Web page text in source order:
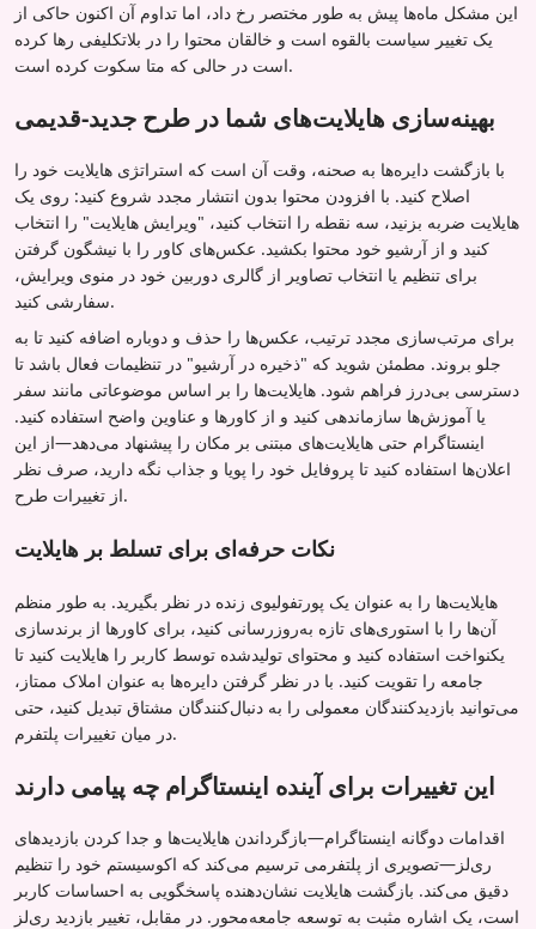
این مشکل ماه‌ها پیش به طور مختصر رخ داد، اما تداوم آن اکنون حاکی از
یک تغییر سیاست بالقوه است و خالقان محتوا را در بلاتکلیفی رها کرده
است در حالی که متا سکوت کرده است.
بهینه‌سازی هایلایت‌های شما در طرح جدید-قدیمی
با بازگشت دایره‌ها به صحنه، وقت آن است که استراتژی هایلایت خود را
اصلاح کنید. با افزودن محتوا بدون انتشار مجدد شروع کنید: روی یک
هایلایت ضربه بزنید، سه نقطه را انتخاب کنید، "ویرایش هایلایت" را انتخاب
کنید و از آرشیو خود محتوا بکشید. عکس‌های کاور را با نیشگون گرفتن
برای تنظیم یا انتخاب تصاویر از گالری دوربین خود در منوی ویرایش،
سفارشی کنید.
برای مرتب‌سازی مجدد ترتیب، عکس‌ها را حذف و دوباره اضافه کنید تا به
جلو بروند. مطمئن شوید که "ذخیره در آرشیو" در تنظیمات فعال باشد تا
دسترسی بی‌درز فراهم شود. هایلایت‌ها را بر اساس موضوعاتی مانند سفر
یا آموزش‌ها سازماندهی کنید و از کاورها و عناوین واضح استفاده کنید.
اینستاگرام حتی هایلایت‌های مبتنی بر مکان را پیشنهاد می‌دهد—از این
اعلان‌ها استفاده کنید تا پروفایل خود را پویا و جذاب نگه دارید، صرف نظر
از تغییرات طرح.
نکات حرفه‌ای برای تسلط بر هایلایت
هایلایت‌ها را به عنوان یک پورتفولیوی زنده در نظر بگیرید. به طور منظم
آن‌ها را با استوری‌های تازه به‌روزرسانی کنید، برای کاورها از برندسازی
یکنواخت استفاده کنید و محتوای تولیدشده توسط کاربر را هایلایت کنید تا
جامعه را تقویت کنید. با در نظر گرفتن دایره‌ها به عنوان املاک ممتاز،
می‌توانید بازدیدکنندگان معمولی را به دنبال‌کنندگان مشتاق تبدیل کنید، حتی
در میان تغییرات پلتفرم.
این تغییرات برای آینده اینستاگرام چه پیامی دارند
اقدامات دوگانه اینستاگرام—بازگرداندن هایلایت‌ها و جدا کردن بازدیدهای
ری‌لز—تصویری از پلتفرمی ترسیم می‌کند که اکوسیستم خود را تنظیم
دقیق می‌کند. بازگشت هایلایت نشان‌دهنده پاسخگویی به احساسات کاربر
است، یک اشاره مثبت به توسعه جامعه‌محور. در مقابل، تغییر بازدید ری‌لز